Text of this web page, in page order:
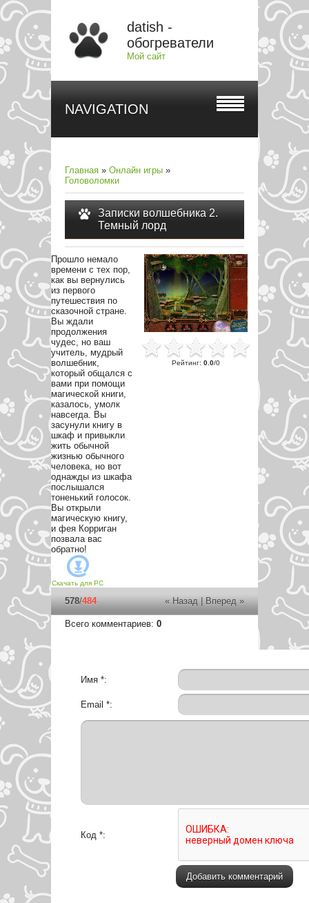
datish -
обогреватели
Мой сайт
NAVIGATION
Главная » Онлайн игры »
Головоломки
Записки волшебника 2.
Темный лорд
Прошло немало
времени с тех пор,
как вы вернулись
из первого
путешествия по
сказочной стране.
Вы ждали
продолжения
чудес, но ваш
учитель, мудрый
волшебник,
который общался с
вами при помощи
магической книги,
казалось, умолк
навсегда. Вы
засунули книгу в
шкаф и привыкли
жить обычной
жизнью обычного
человека, но вот
однажды из шкафа
послышался
тоненький голосок.
Вы открыли
магическую книгу,
и фея Корриган
позвала вас
обратно!
Скачать для PC
Рейтинг: 0.0/0
« Назад|Вперед »
578/484
Всего комментариев: 0
Имя *:
Email *:
Код *: